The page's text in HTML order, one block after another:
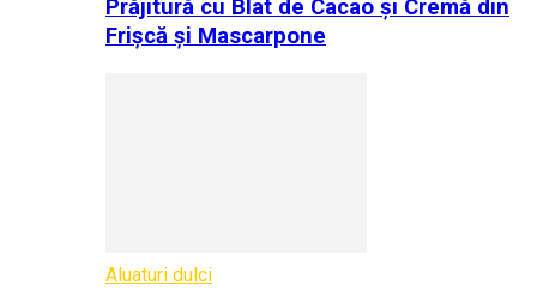
Prăjitură cu Blat de Cacao și Cremă din
Frișcă și Mascarpone
Aluaturi dulci